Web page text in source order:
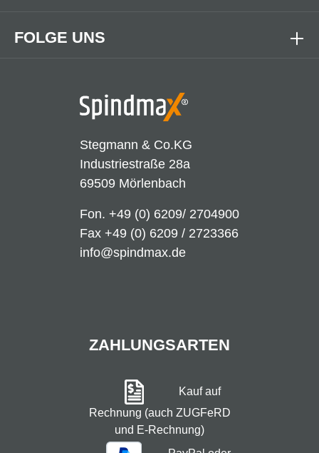
Stegmann & Co.KG
Industriestraße 28a
69509 Mörlenbach
Fon. +49 (0) 6209/ 2704900
Fax +49 (0) 6209 / 2723366
info@spindmax.de
FOLGE UNS
ZAHLUNGSARTEN
Kauf auf
Rechnung (auch ZUGFeRD
und E-Rechnung)